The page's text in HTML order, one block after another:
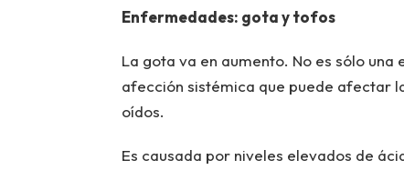
Enfermedades: gota y tofos
La gota va en aumento. No es sólo
afección sistémica que puede afectar
oídos.
Es causada por niveles elevados de